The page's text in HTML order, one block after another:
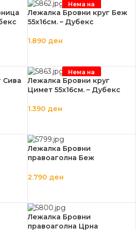
Нема на
залиха
Лежалка Бровни круг Беж
55х16см. – Дубекс
1.890 ден
Сива
Нема на
залиха
Лежалка Бровни круг
Цимет 55х16см. – Дубекс
1.390 ден
Лежалка Бровни
правоаголна Беж
2.790 ден
Лежалка Бровни
правоаголна Црна